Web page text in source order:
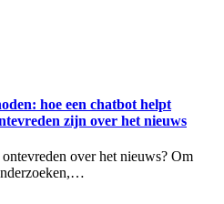
hoe een chatbot helpt
zijn over het nieuws
over het nieuws? Om